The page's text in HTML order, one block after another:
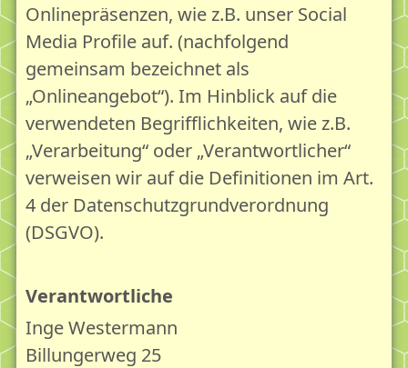
Onlinepräsenzen, wie z.B. unser Social
Media Profile auf. (nachfolgend
gemeinsam bezeichnet als
„Onlineangebot“). Im Hinblick auf die
verwendeten Begrifflichkeiten, wie z.B.
„Verarbeitung“ oder „Verantwortlicher“
verweisen wir auf die Definitionen im Art.
4 der Datenschutzgrundverordnung
(DSGVO).
Verantwortliche
Inge Westermann
Billungerweg 25